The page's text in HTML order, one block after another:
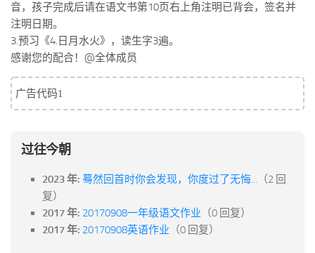
友情链接
音，孩子完成后请在语文书第10页右上角注明已背会，签名并
注明日期。
3.预习《4.日月水火》，读生字3遍。
感谢您的配合！@全体成员
广告代码1
过往今朝
2023 年: 蓦然回首时你会发现，你度过了无悔... （2 回
复）
2017 年: 20170908一年级语文作业 （0 回复）
2017 年: 20170908英语作业 （0 回复）